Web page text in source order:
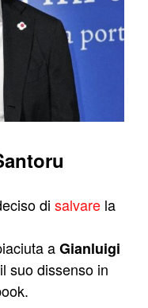
di salvare la
aGianluigi
suo dissenso in